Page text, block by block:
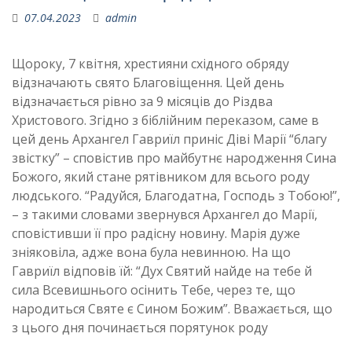
07.04.2023 admin
Щороку, 7 квітня, хрестияни східного обряду
відзначають свято Благовіщення. Цей день
відзначається рівно за 9 місяців до Різдва
Христового. Згідно з біблійним переказом, саме в
цей день Архангел Гавриїл приніс Діві Марії “благу
звістку” – сповістив про майбутнє народження Сина
Божого, який стане рятівником для всього роду
людського. “Радуйся, Благодатна, Господь з Тобою!”,
– з такими словами звернувся Архангел до Марії,
сповістивши її про радісну новину. Марія дуже
зніяковіла, адже вона була невинною. На що
Гавриїл відповів їй: “Дух Святий найде на тебе й
сила Всевишнього осінить Тебе, через те, що
народиться Святе є Сином Божим”. Вважається, що
з цього дня починається порятунок роду